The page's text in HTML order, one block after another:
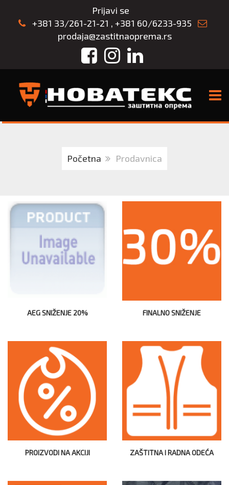
Prijavi se
+381 33/261-21-21 , +381 60/6233-935
prodaja@zastitnaoprema.rs
FacebookInstagram
LinkedIn
Početna Prodavnica
AEG SNIŽENJE 20% FINALNO SNIŽENJE
PROIZVODI NA AKCIJI ZAŠTITNA I RADNA ODEĆA